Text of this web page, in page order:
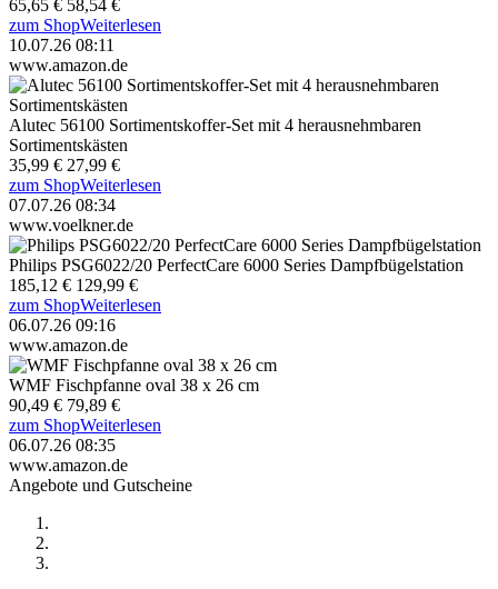
65,65 € 58,54 €
zum ShopWeiterlesen
10.07.26 08:11
www.amazon.de
Alutec 56100 Sortimentskoffer-Set mit 4 herausnehmbaren
Sortimentskästen
35,99 € 27,99 €
zum ShopWeiterlesen
07.07.26 08:34
www.voelkner.de
Philips PSG6022/20 PerfectCare 6000 Series Dampfbügelstation
185,12 € 129,99 €
zum ShopWeiterlesen
06.07.26 09:16
www.amazon.de
WMF Fischpfanne oval 38 x 26 cm
90,49 € 79,89 €
zum ShopWeiterlesen
06.07.26 08:35
www.amazon.de
Angebote und Gutscheine